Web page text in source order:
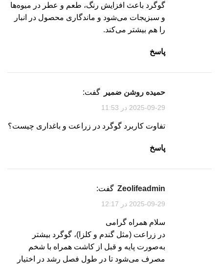
گوگرد باعث افزایش رنگ، طعم و عطر در میوه‌ها
و سبزیجات می‌شود و ماندگاری محصول در انبار
را هم بیشتر می‌کند.
پاسخ
حمیده روشن ضمیر گفت:
2025-09-29 در 11:53
تفاوت کاربرد گوگرد در زراعت و باغداری چیست؟
پاسخ
zeolifeadmin گفت:
2025-09-29 در 12:17
سلام همراه گرامی
در زراعت (مثل گندم و کلزا)، گوگرد بیشتر
به‌صورت پایه و قبل از کاشت همراه با شخم
مصرف می‌شود تا در طول فصل رشد در اختیار